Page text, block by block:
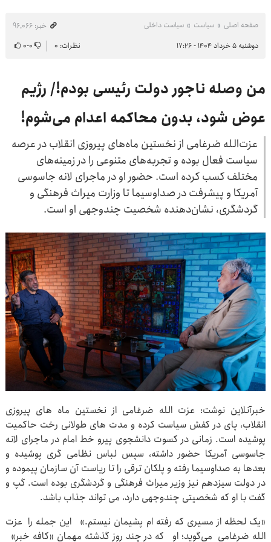
صفحه اصلی سیاست سیاست داخلی
خبر: ۹۶٬۰۶۶
دوشنبه ۵ خرداد ۱۴۰۴ - ۱۷:۲۶
نظرات: ۰ ۰-۰
من وصله ناجور دولت رئیسی بودم!/ رژیم
عوض شود، بدون محاکمه اعدام می‌شوم!
عزت‌الله ضرغامی از نخستین ماه‌های پیروزی انقلاب در عرصه
سیاست فعال بوده و تجربه‌های متنوعی را در زمینه‌های
مختلف کسب کرده است. حضور او در ماجرای لانه جاسوسی
آمریکا و پیشرفت در صداوسیما تا وزارت میراث فرهنگی و
گردشگری، نشان‌دهنده شخصیت چندوجهی او است.
خبرآنلاین نوشت: عزت الله ضرغامی از نخستین ماه های پیروزی
انقلاب، پای در کفش سیاست کرده و مدت های طولانی رخت حاکمیت
پوشیده است. زمانی در کسوت دانشجوی پیرو خط امام در ماجرای لانه
جاسوسی آمریکا حضور داشته، سپس لباس نظامی گری پوشیده و
بعدها به صداوسیما رفته و پلکان ترقی را تا ریاست آن سازمان پیموده و
در دولت سیزدهم نیز وزیر میراث فرهنگی و گردشگری بوده است. گپ و
گفت با او که شخصیتی چندوجهی دارد، می تواند جذاب باشد.
«یک لحظه از مسیری که رفته ام پشیمان نیستم.» این جمله را عزت
الله ضرغامی می‌گوید؛ او که در چند روز گذشته مهمان «کافه خبر»